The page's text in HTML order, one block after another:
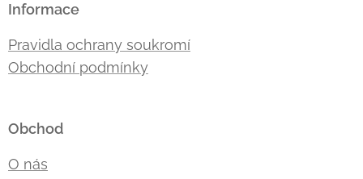
Informace
Pravidla ochrany soukromí
Obchodní podmínky
Obchod
O nás